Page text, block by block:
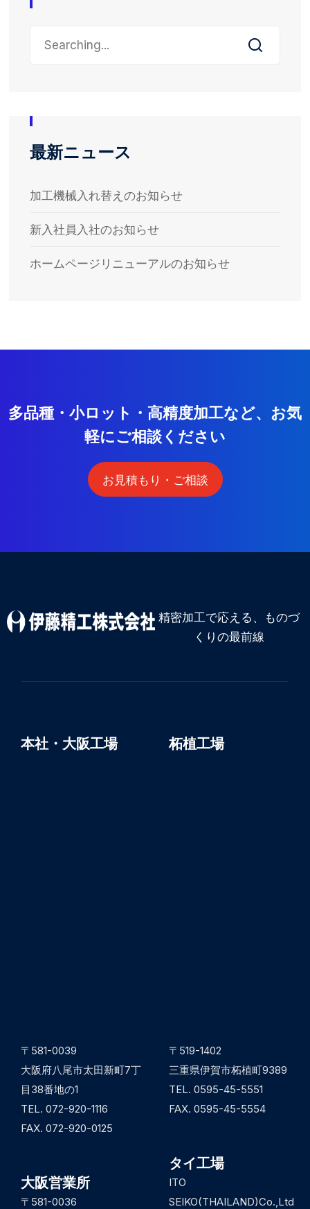
最新ニュース
加工機械入れ替えのお知らせ
新入社員入社のお知らせ
ホームページリニューアルのお知らせ
多品種 ・ 小ロ ッ ト ・ 高精度加工など、 お気
軽にご相談く ださい
お見積もり・ご相談
精密加工で応える、ものづ
くりの最前線
本社・大阪工場
〒581-0039
大阪府八尾市太田新町7丁
目38番地の1
TEL. 072-920-1116
FAX. 072-920-0125
大阪営業所
〒581-0036
柘植工場
〒519-1402
三重県伊賀市柘植町9389
TEL. 0595-45-5551
FAX. 0595-45-5554
タイ工場
ITO
SEIKO(THAILAND)Co.,Ltd